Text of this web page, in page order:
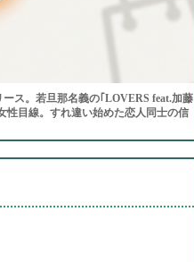
ス。若旦那名義の｢LOVERS feat.加藤
性目線。すれ違い始めた恋人同士の信